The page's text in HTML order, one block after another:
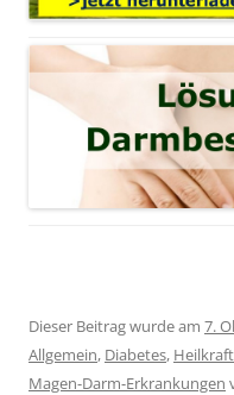
Dieser Beitrag wurde am 7.
Allgemein, Diabetes,
Magen-Darm-Erkrankungen